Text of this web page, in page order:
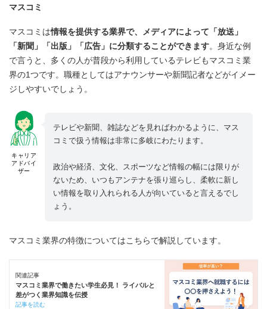
マスコミ
マスコミは情報を提供する業界で、メディアによって「放送」
「新聞」「出版」「広告」に分類することができます。身近な例
で言うと、多くの人が普段から利用しているテレビもマスコミ業
界の1つです。職種としてはアナウンサーや新聞記者などがイメー
ジしやすいでしょう。
キャリア
アドバイ
ザー
テレビや新聞、雑誌などを見ればわかるように、マス
コミで扱う情報は非常に多岐にわたります。
政治や経済、文化、スポーツなど情報の幅には限りが
ないため、いつもアンテナを張り巡らし、柔軟に新し
い情報を取り入れられる人が向いていると言えるでし
ょう。
マスコミ業界の特徴についてはこちらで解説しています。
関連記事
マスコミ業界で働きたい学生必見！ ライバルと
差がつく業界知識を伝授
記事を読む